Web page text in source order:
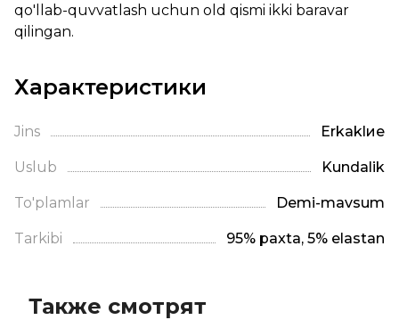
qo'llab-quvvatlash uchun old qismi ikki baravar
qilingan.
Характеристики
Jins Erkaklие
Uslub Kundalik
To'plamlar Demi-mavsum
Tarkibi 95% paxta, 5% elastan
Также смотрят